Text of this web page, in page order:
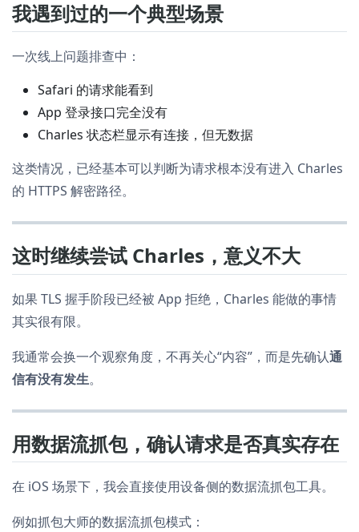
我遇到过的一个典型场景
一次线上问题排查中：
Safari 的请求能看到
App 登录接口完全没有
Charles 状态栏显示有连接，但无数据
这类情况，已经基本可以判断为请求根本没有进入 Charles
的 HTTPS 解密路径。
这时继续尝试 Charles，意义不大
如果 TLS 握手阶段已经被 App 拒绝，Charles 能做的事情
其实很有限。
我通常会换一个观察角度，不再关心“内容”，而是先确认通
信有没有发生。
用数据流抓包，确认请求是否真实存在
在 iOS 场景下，我会直接使用设备侧的数据流抓包工具。
例如抓包大师的数据流抓包模式：